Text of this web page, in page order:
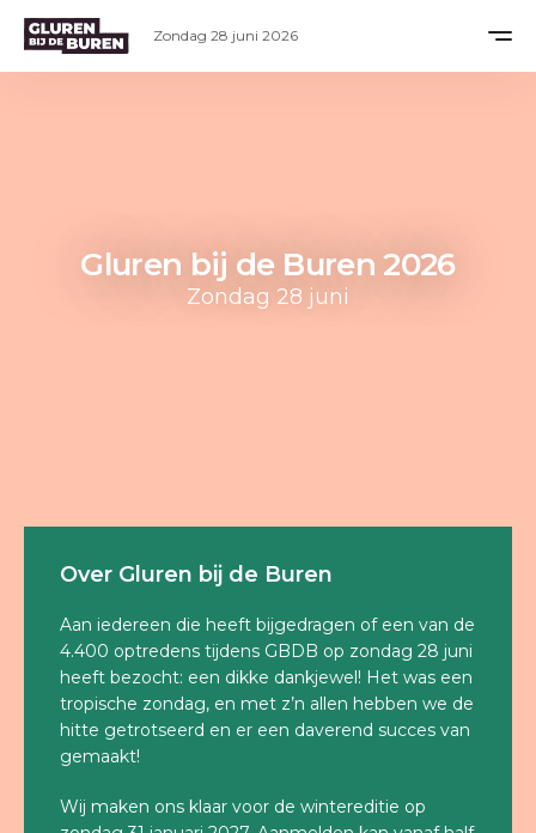
Gluren bij de Buren 2026
Zondag 28 juni
Over Gluren bij de Buren
Aan iedereen die heeft bijgedragen of een van de
4.400 optredens tijdens GBDB op zondag 28 juni
heeft bezocht: een dikke dankjewel! Het was een
tropische zondag, en met z’n allen hebben we de
hitte getrotseerd en er een daverend succes van
gemaakt!
Wij maken ons klaar voor de wintereditie op
Zondag 28 juni 2026